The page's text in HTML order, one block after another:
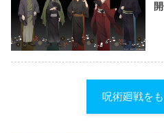
呪術廻戦を